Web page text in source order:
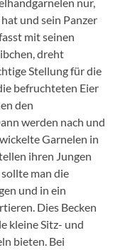
und sein Panzer
mit seinen
dreht
Stellung für die
befruchteten Eier
den
werden nach und
Garnelen in
ihren Jungen
man die
und in ein
Dies Becken
kleine Sitz- und
bieten. Bei